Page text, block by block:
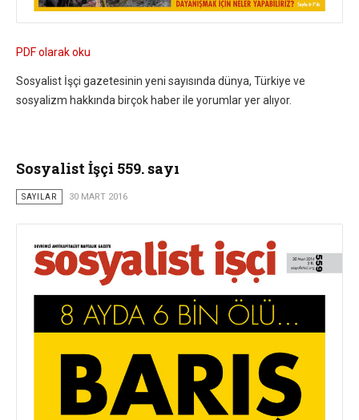
PDF olarak oku
Sosyalist İşçi gazetesinin yeni sayısında dünya, Türkiye ve
sosyalizm hakkında birçok haber ile yorumlar yer alıyor.
Sosyalist İşçi 559. sayı
SAYILAR 30 MART 2016